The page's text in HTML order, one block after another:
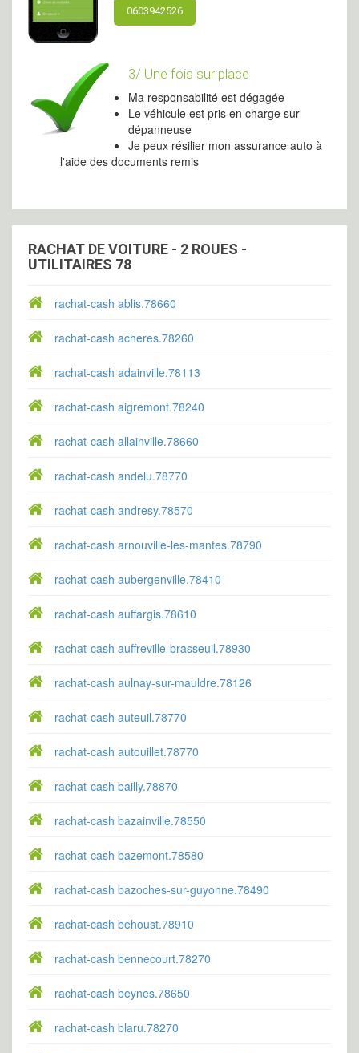
0603942526
3/ Une fois sur place
Ma responsabilité est dégagée
Le véhicule est pris en charge sur
dépanneuse
Je peux résilier mon assurance auto à
l'aide des documents remis
RACHAT DE VOITURE - 2 ROUES -
UTILITAIRES 78
rachat-cash ablis.78660
rachat-cash acheres.78260
rachat-cash adainville.78113
rachat-cash aigremont.78240
rachat-cash allainville.78660
rachat-cash andelu.78770
rachat-cash andresy.78570
rachat-cash arnouville-les-mantes.78790
rachat-cash aubergenville.78410
rachat-cash auffargis.78610
rachat-cash auffreville-brasseuil.78930
rachat-cash aulnay-sur-mauldre.78126
rachat-cash auteuil.78770
rachat-cash autouillet.78770
rachat-cash bailly.78870
rachat-cash bazainville.78550
rachat-cash bazemont.78580
rachat-cash bazoches-sur-guyonne.78490
rachat-cash behoust.78910
rachat-cash bennecourt.78270
rachat-cash beynes.78650
rachat-cash blaru.78270